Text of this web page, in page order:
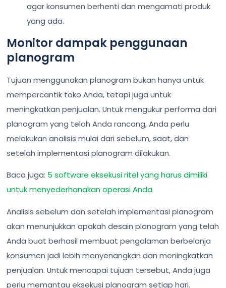
agar konsumen berhenti dan mengamati produk
yang ada.
Monitor dampak penggunaan
planogram
Tujuan menggunakan planogram bukan hanya untuk
mempercantik toko Anda, tetapi juga untuk
meningkatkan penjualan. Untuk mengukur performa dari
planogram yang telah Anda rancang, Anda perlu
melakukan analisis mulai dari sebelum, saat, dan
setelah implementasi planogram dilakukan.
Baca juga: 5 software eksekusi ritel yang harus dimiliki
untuk menyederhanakan operasi Anda
Analisis sebelum dan setelah implementasi planogram
akan menunjukkan apakah desain planogram yang telah
Anda buat berhasil membuat pengalaman berbelanja
konsumen jadi lebih menyenangkan dan meningkatkan
penjualan. Untuk mencapai tujuan tersebut, Anda juga
perlu memantau eksekusi planogram setiap hari.